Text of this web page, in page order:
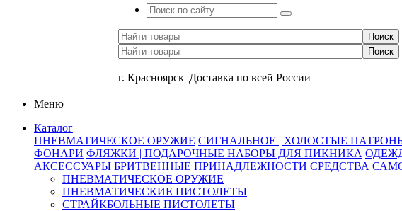
г. Красноярск |Доставка по всей России
Меню
Каталог
ПНЕВМАТИЧЕСКОЕ ОРУЖИЕ СИГНАЛЬНОЕ | ХОЛОСТЫЕ
ФОНАРИ ФЛЯЖКИ | ПОДАРОЧНЫЕ НАБОРЫ ДЛЯ ПИКНИКА
АКСЕССУАРЫ БРИТВЕННЫЕ ПРИНАДЛЕЖНОСТИ СРЕДСТВА
ПНЕВМАТИЧЕСКОЕ ОРУЖИЕ
ПНЕВМАТИЧЕСКИЕ ПИСТОЛЕТЫ
СТРАЙКБОЛЬНЫЕ ПИСТОЛЕТЫ